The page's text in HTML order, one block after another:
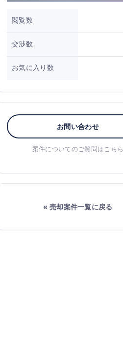
閲覧数
交渉数
お気に入り数
お問い合わせ
案件についてのご質問はこちら
« 売却案件一覧に戻る